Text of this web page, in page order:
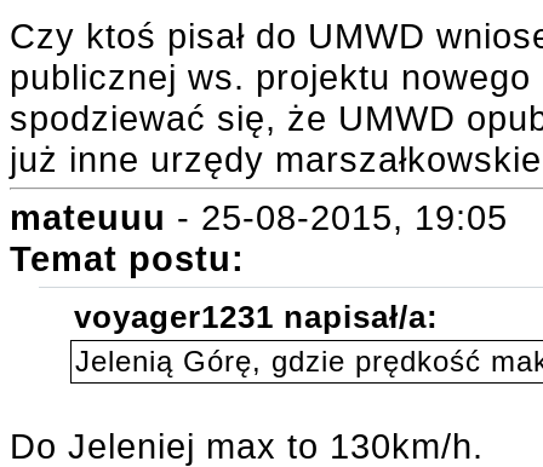
Czy ktoś pisał do UMWD
publicznej ws. projektu
spodziewać się, że UMWD
już inne urzędy
mateuuu - 25-08-2015, 19:05
Temat postu:
voyager1231 napisał/a:
Jelenią Górę, gdzie prędkość
Do Jeleniej max to 130km/h.